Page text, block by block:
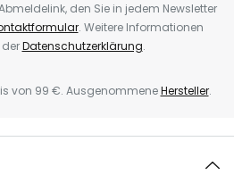
den Sie in jedem Newsletter
. Weitere Informationen
derDatenschutzerklärung.
von 99 €. AusgenommeneHersteller.